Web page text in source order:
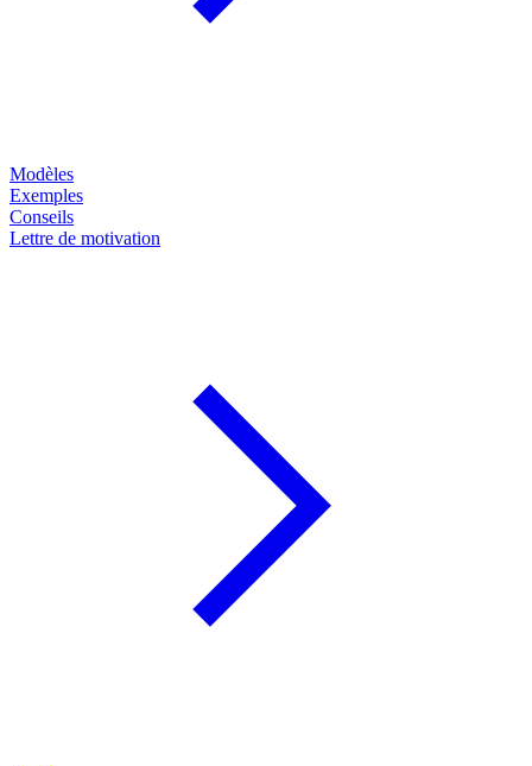
Modèles
Exemples
Conseils
Lettre de motivation